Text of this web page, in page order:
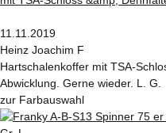
11.11.2019
Heinz Joachim F
Hartschalenkoffer mit TSA-
Abwicklung. Gerne wieder. L. G.
zur Farbauswahl